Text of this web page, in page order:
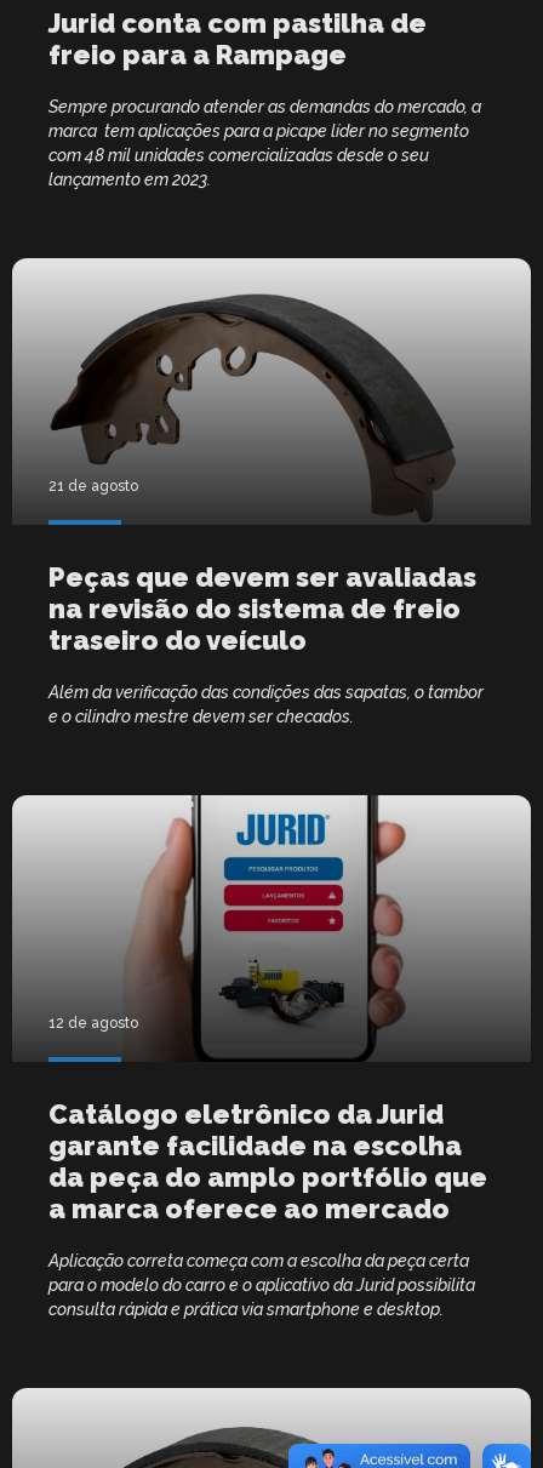
Jurid conta com pastilha de
freio para a Rampage
Sempre procurando atender as demandas do mercado, a
marca tem aplicações para a picape líder no segmento
com 48 mil unidades comercializadas desde o seu
lançamento em 2023.
21 de agosto
Peças que devem ser avaliadas
na revisão do sistema de freio
traseiro do veículo
Além da verificação das condições das sapatas, o tambor
e o cilindro mestre devem ser checados.
12 de agosto
Catálogo eletrônico da Jurid
garante facilidade na escolha
da peça do amplo portfólio que
a marca oferece ao mercado
Aplicação correta começa com a escolha da peça certa
para o modelo do carro e o aplicativo da Jurid possibilita
consulta rápida e prática via smartphone e desktop.